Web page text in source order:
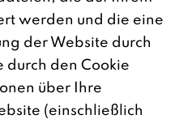
werden und die eine
der Website durch
durch den Cookie
über Ihre
(einschließlich